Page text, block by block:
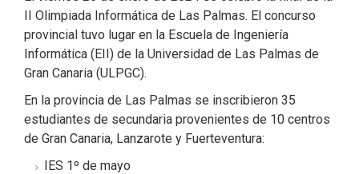
II Olimpiada Informática de Las Palmas. El concurso
provincial tuvo lugar en la Escuela de Ingeniería
Informática (EII) de la Universidad de Las Palmas de
Gran Canaria (ULPGC).
En la provincia de Las Palmas se inscribieron 35
estudiantes de secundaria provenientes de 10 centros
de Gran Canaria, Lanzarote y Fuerteventura:
IES 1º de mayo